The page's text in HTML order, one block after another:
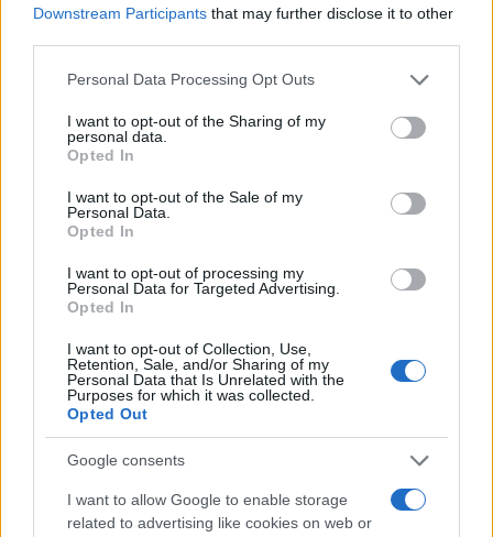
Downstream Participants that may further disclose it to other
Please note that this website/app uses one or more Google
not limited to your visit or usage behaviour. You may click to
grant or deny consent to Google and its third-party tags to
use your data for below specified purposes in below Google
consent section.
Personal Data Processing Opt Outs
I want to opt-out of the Sharing of my
personal data.
Opted In
I want to opt-out of the Sale of my
Personal Data.
Opted In
I want to opt-out of processing my
Personal Data for Targeted Advertising.
Opted In
I want to opt-out of Collection, Use,
Retention, Sale, and/or Sharing of my
Personal Data that Is Unrelated with the
Purposes for which it was collected.
Opted Out
Google consents
I want to allow Google to enable storage
related to advertising like cookies on web or
Σχολίασε εδώ
50 /50
2000 /2000
Όροι Χρήσης. Το site προστατεύεται από reCAPTCHA, ισχύουν
Πολιτική Απορρήτου&Όροι Χρήσηςτης Google.
ΕΜΑΝΟΥΕΛ ΜΑΚΡΟΝ
ΝΤΟΝΑΛΝΤ ΤΡΑΜΠ